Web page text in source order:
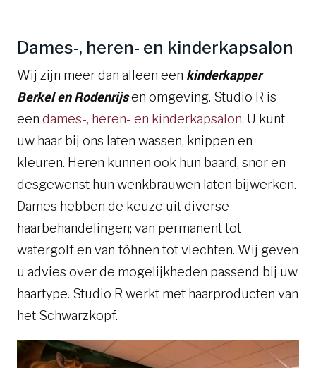
Dames-, heren- en kinderkapsalon
Wij zijn meer dan alleen een kinderkapper
Berkel en Rodenrijsen omgeving. Studio R is
een dames-, heren- en kinderkapsalon. U kunt
uw haar bij ons laten wassen, knippen en
kleuren. Heren kunnen ook hun baard, snor en
desgewenst hun wenkbrauwen laten bijwerken.
Dames hebben de keuze uit diverse
haarbehandelingen; van permanent tot
watergolf en van föhnen tot vlechten. Wij geven
u advies over de mogelijkheden passend bij uw
haartype. Studio R werkt met haarproducten van
het Schwarzkopf.